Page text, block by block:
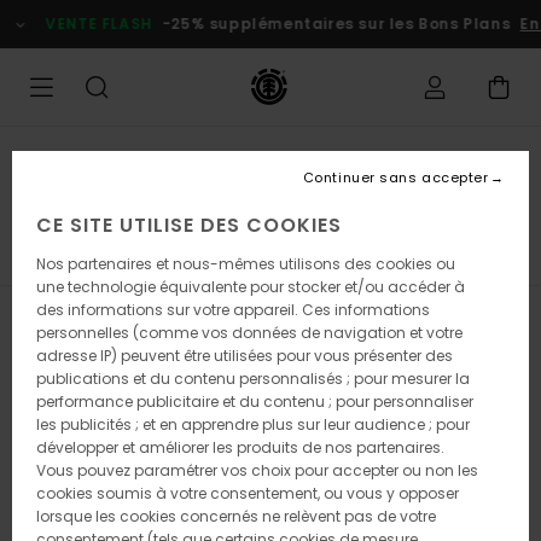
la
des
VENTE FLASH -25% supplémentaires sur les Bons Plans
T-Shirts Garçon Chemises Garçon Sweats Garçon
Filtrer & Trier Resultats
Passer
critères
filtrage
recherche
CE SITE UTILISE DES COOKIES
Nos partenaires et nous-mêmes utilisons des cookies ou
une technologie équivalente pour stocker et/ou accéder à
des informations sur votre appareil. Ces informations
personnelles (comme vos données de navigation et votre
adresse IP) peuvent être utilisées pour vous présenter des
publications et du contenu personnalisés ; pour mesurer la
performance publicitaire et du contenu ; pour personnaliser
les publicités ; et en apprendre plus sur leur audience ; pour
développer et améliorer les produits de nos partenaires.
Vous pouvez paramétrer vos choix pour accepter ou non les
cookies soumis à votre consentement, ou vous y opposer
lorsque les cookies concernés ne relèvent pas de votre
Continuer sans accepter